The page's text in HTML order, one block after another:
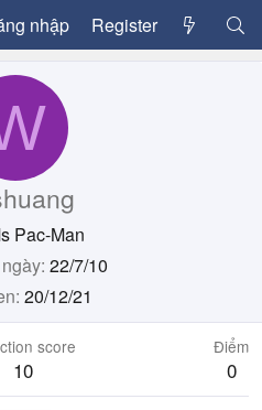
nhập Register
Pac-Man
22/7/10
20/12/21
score
10
Điểm
0